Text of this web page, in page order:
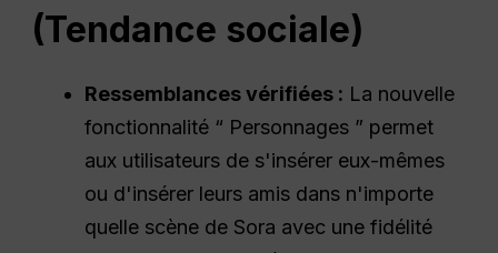
(Tendance sociale)
Ressemblances vérifiées : La nouvelle
fonctionnalité “ Personnages ” permet
aux utilisateurs de s'insérer eux-mêmes
ou d'insérer leurs amis dans n'importe
quelle scène de Sora avec une fidélité